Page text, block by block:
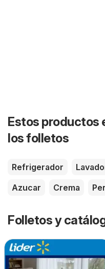
Estos productos
los folletos
Refrigerador
Azucar
Crema
Folletos y